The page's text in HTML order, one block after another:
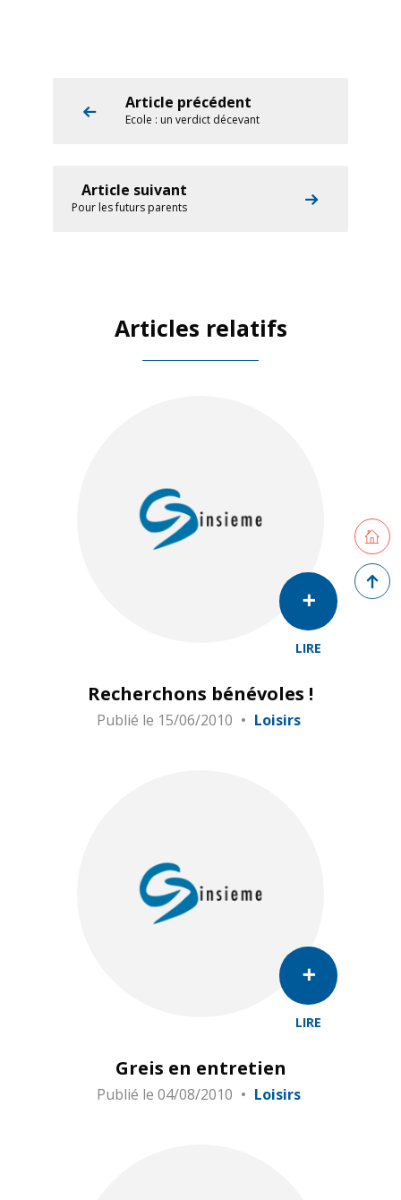
Article précédent
Ecole : un verdict décevant
Article suivant
Pour les futurs parents
Articles relatifs
LIRE
Recherchons bénévoles !
Publié le 15/06/2010 Loisirs
LIRE
Greis en entretien
Publié le 04/08/2010 Loisirs
Retour